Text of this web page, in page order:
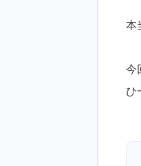
本
今
ひ